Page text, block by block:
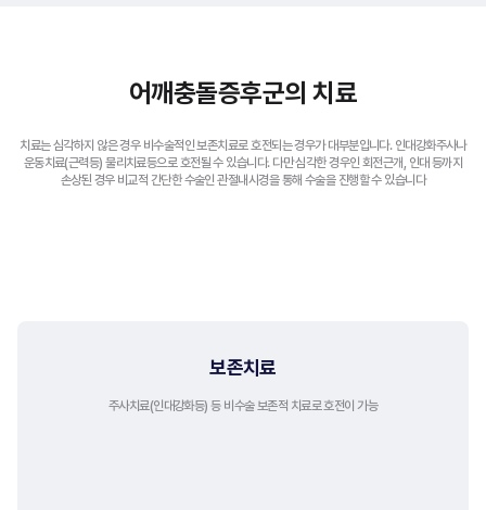
어깨충돌증후군의 치료
치료는 심각하지 않은 경우 비수술적인 보존치료로 호전되는 경우가 대부분입니다. 인대강화주사나
운동치료(근력등) 물리치료등으로 호전될 수 있습니다. 다만 심각한 경우인 회전근개, 인대 등까지
손상된 경우 비교적 간단한 수술인 관절내시경을 통해 수술을 진행할 수 있습니다
보존치료
주사치료(인대강화등) 등 비수술 보존적 치료로 호전이 가능